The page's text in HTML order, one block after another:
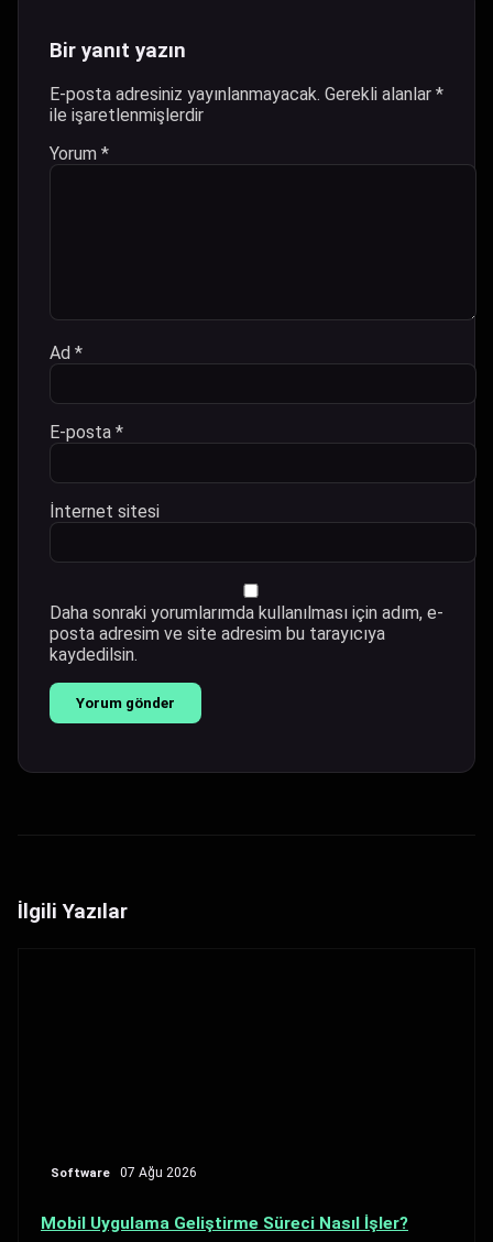
Bir yanıt yazın
E-posta adresiniz yayınlanmayacak. Gerekli alanlar *
ile işaretlenmişlerdir
Yorum *
Ad *
E-posta *
İnternet sitesi
Daha sonraki yorumlarımda kullanılması için adım, e-
posta adresim ve site adresim bu tarayıcıya
kaydedilsin.
İlgili Yazılar
Software 07 Ağu 2026
Mobil Uygulama Geliştirme Süreci Nasıl İşler?